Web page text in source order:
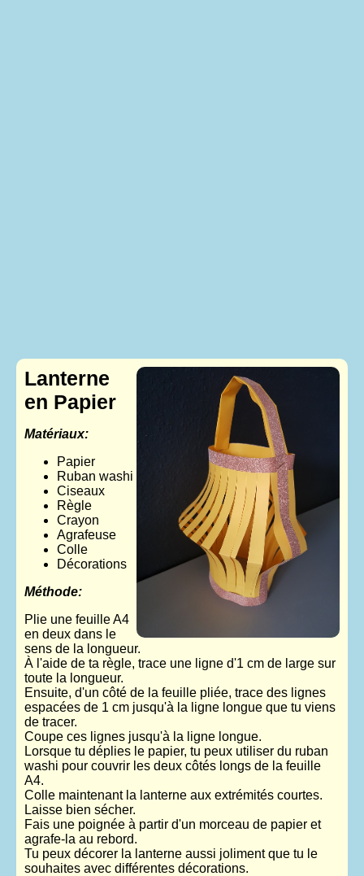
Lanterne
en Papier
Matériaux:
Papier
Ruban washi
Ciseaux
Règle
Crayon
Agrafeuse
Colle
Décorations
Méthode:
Plie une feuille A4
en deux dans le
sens de la longueur.
À l'aide de ta règle, trace une ligne d'1 cm de large sur
toute la longueur.
Ensuite, d'un côté de la feuille pliée, trace des lignes
espacées de 1 cm jusqu'à la ligne longue que tu viens
de tracer.
Coupe ces lignes jusqu'à la ligne longue.
Lorsque tu déplies le papier, tu peux utiliser du ruban
washi pour couvrir les deux côtés longs de la feuille
A4.
Colle maintenant la lanterne aux extrémités courtes.
Laisse bien sécher.
Fais une poignée à partir d'un morceau de papier et
agrafe-la au rebord.
Tu peux décorer la lanterne aussi joliment que tu le
souhaites avec différentes décorations.